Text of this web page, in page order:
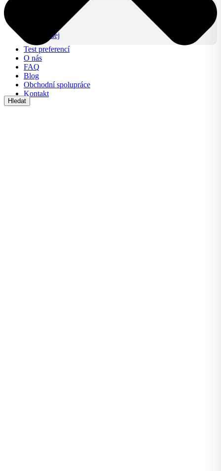
Výprodej
Test preferencí
O nás
FAQ
Blog
Obchodní spolupráce
Kontakt
Hledat